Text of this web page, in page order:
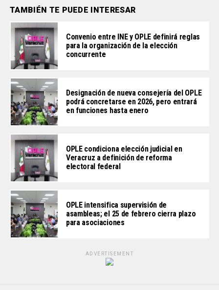
TAMBIÉN TE PUEDE INTERESAR
Convenio entre INE y OPLE definirá reglas
para la organización de la elección
concurrente
Designación de nueva consejería del OPLE
podrá concretarse en 2026, pero entrará
en funciones hasta enero
OPLE condiciona elección judicial en
Veracruz a definición de reforma
electoral federal
OPLE intensifica supervisión de
asambleas; el 25 de febrero cierra plazo
para asociaciones
ADVERTISEMENT